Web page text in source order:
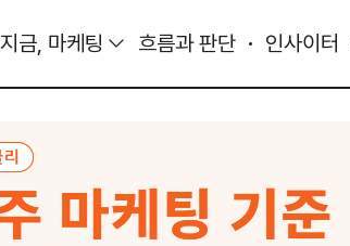
지금, 마케팅 흐름과 판단 인사이터